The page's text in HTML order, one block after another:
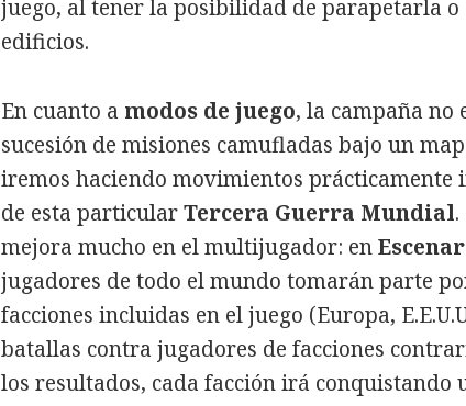
juego, al tener la posibilidad de parapetarla
edificios.
En cuanto a modos de juego, la campaña no
sucesión de misiones camufladas bajo un
iremos haciendo movimientos prácticamente
de esta particularTercera Guerra Mundial
mejora mucho en el multijugador: en
jugadores de todo el mundo tomarán parte
facciones incluidas en el juego (Europa,
batallas contra jugadores de facciones
los resultados, cada facción irá conquistando